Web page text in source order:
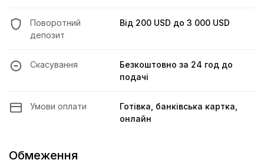
Поворотний
депозит
Від 200 USD до3 000 USD
Скасування
Безкоштовно за 24 год до
подачі
Умови оплати
Готівка, банківська картка,
онлайн
Обмеження